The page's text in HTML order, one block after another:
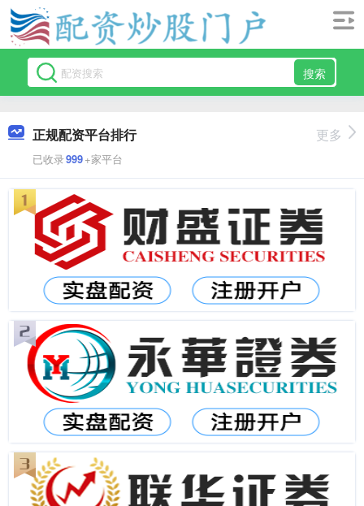
搜索
正规配资平台排行
已收录999+家平台
更多